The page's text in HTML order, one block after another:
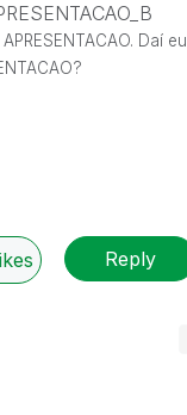
APRESENTACAO. Daí eu
Reply